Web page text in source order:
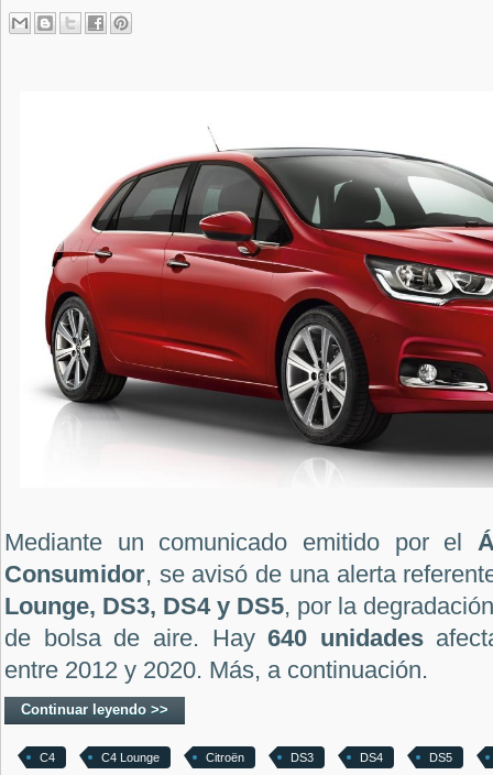
Mediante un comunicado emitido por el
Consumidor, se avisó de una alerta
Lounge, DS3, DS4 y DS5, por la
de bolsa de aire. Hay640 unidades
entre 2012 y 2020. Más, a continuación.
Continuar leyendo >>
C4 C4 Lounge Citroën DS3 DS4 DS5